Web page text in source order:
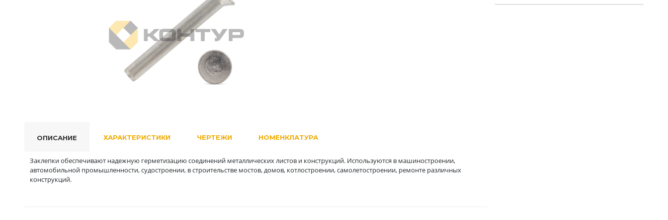
ОПИСАНИЕ
Заклепки обеспечивают надежную герметизацию соединений металлических листов и конструкций. Используются в машиностроении,
автомобильной промышленности, судостроении, в строительстве мостов, домов, котлостроении, самолетостроении, ремонте различных
конструкций.
ХАРАКТЕРИСТИКИ ЧЕРТЕЖИ НОМЕНКЛАТУРА